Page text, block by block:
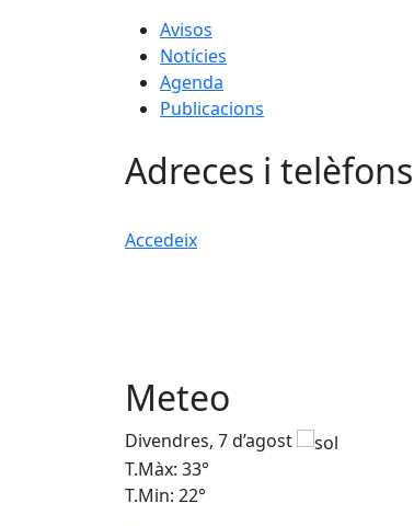
Avisos
Notícies
Agenda
Publicacions
Adreces i telèfons
Accedeix
Meteo
Divendres, 7 d’agost
T.Màx: 33°
T.Min: 22°